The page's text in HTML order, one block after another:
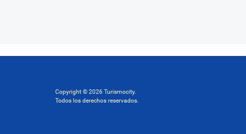
Copyright © 2026 Turismocity.
Todos los derechos reservados.